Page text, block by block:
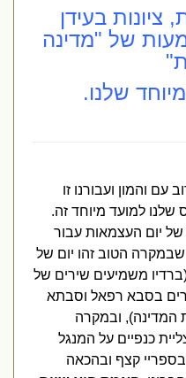
בעידן
של "מדינה
שלנו.
והמון ועבורנו זו
למועד מיוחד זה.
העצמאות עבור
הטוב זהו יום של
משמיעים שירים של
בסבא רפאל וסבתא
ובמקרה
כנפיים על המנגל
קצף ובהכאה